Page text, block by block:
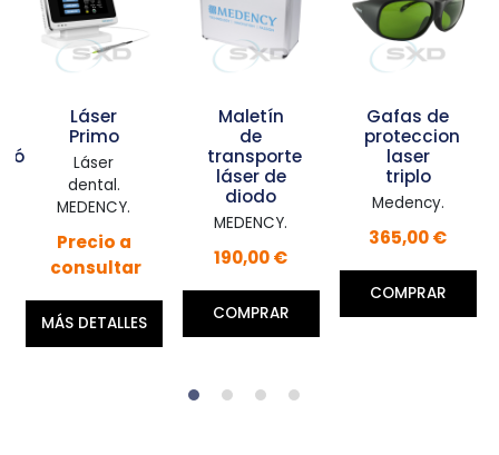
transporte
COMPRAR
Gafas de
proteccion
COMPRAR
Pieza